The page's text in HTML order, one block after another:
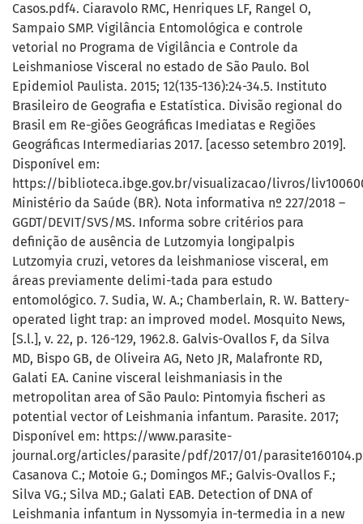
Casos.pdf4. Ciaravolo RMC, Henriques LF, Rangel O,
Sampaio SMP. Vigilância Entomológica e controle
vetorial no Programa de Vigilância e Controle da
Leishmaniose Visceral no estado de São Paulo. Bol
Epidemiol Paulista. 2015; 12(135-136):24-34.5. Instituto
Brasileiro de Geografia e Estatística. Divisão regional do
Brasil em Re-giões Geográficas Imediatas e Regiões
Geográficas Intermediarias 2017. [acesso setembro 2019].
Disponível em:
https://biblioteca.ibge.gov.br/visualizacao/livros/
Ministério da Saúde (BR). Nota informativa nº 227/2018 –
GGDT/DEVIT/SVS/MS. Informa sobre critérios para
definição de ausência de Lutzomyia longipalpis
Lutzomyia cruzi, vetores da leishmaniose visceral, em
áreas previamente delimi-tada para estudo
entomológico. 7. Sudia, W. A.; Chamberlain, R. W. Battery-
operated light trap: an improved model. Mosquito News,
[S.l.], v. 22, p. 126-129, 1962.8. Galvis-Ovallos F, da Silva
MD, Bispo GB, de Oliveira AG, Neto JR, Malafronte RD,
Galati EA. Canine visceral leishmaniasis in the
metropolitan area of São Paulo: Pintomyia fischeri as
potential vector of Leishmania infantum. Parasite. 2017;
Disponível em: https://www.parasite-
journal.org/articles/parasite/pdf/2017/01/
Casanova C.; Motoie G.; Domingos MF.; Galvis-Ovallos F.;
Silva VG.; Silva MD.; Galati EAB. Detection of DNA of
Leishmania infantum in Nyssomyia in-termedia in a new